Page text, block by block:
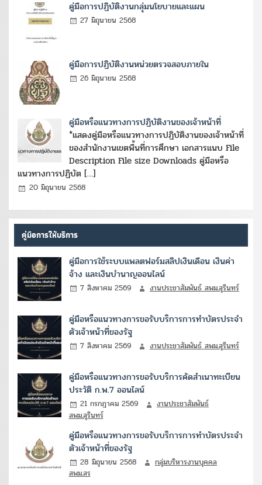
คู่มือการปฏิบัติงานกลุ่มนโยบายและแผน
27 มิถุนายน 2568
คู่มือการปฏิบัติงานหน่วยตรวจสอบภายใน
26 มิถุนายน 2568
คู่มือหรือแนวทางการปฏิบัติงานของเจ้าหน้าที่
*แสดงคู่มือหรือแนวทางการปฏิบัติงานของเจ้าหน้าที่
ของสำนักงานเขตพื้นที่การศึกษา เอกสารแนบ File
Description File size Downloads คู่มือหรือ
แนวทางการปฏิบัต […]
20 มิถุนายน 2568
คู่มือการให้บริการ
คู่มือการใช้ระบบแพลตฟอร์มสลิปเงินเดือน เงินค่า
จ้าง และเงินบำนาญออนไลน์
7 สิงหาคม 2569 งานประชาสัมพันธ์ สพม.สุรินทร์
คู่มือหรือแนวทางการขอรับบริการการทำบัตรประจำ
ตัวเจ้าหน้าที่ของรัฐ
7 สิงหาคม 2569 งานประชาสัมพันธ์ สพม.สุรินทร์
คู่มือหรือแนวทางการขอรับบริการคัดสำเนาทะเบียน
ประวัติ ก.พ.7 ออนไลน์
21 กรกฎาคม 2569
งานประชาสัมพันธ์
สพม.สุรินทร์
คู่มือหรือแนวทางการขอรับบริการการทำบัตรประจำ
ตัวเจ้าหน้าที่ของรัฐ
28 มิถุนายน 2568
กลุ่มบริหารงานบุคคล
สพม.สร